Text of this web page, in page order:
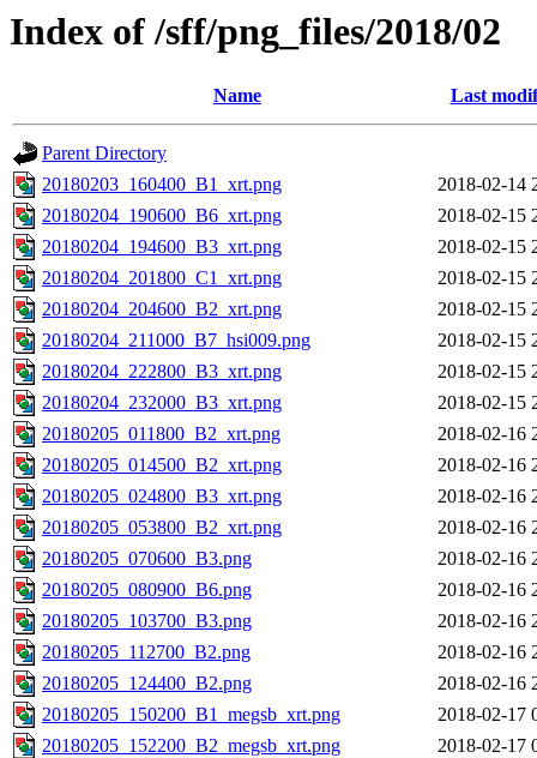
Index of /sff/png_files/2018/02
Name Last
Parent Directory
20180203_160400_B1_xrt.png
2018-02-14
20180204_190600_B6_xrt.png
2018-02-15
20180204_194600_B3_xrt.png
2018-02-15
20180204_201800_C1_xrt.png
2018-02-15
20180204_204600_B2_xrt.png
2018-02-15
20180204_211000_B7_hsi009.png
2018-02-15
20180204_222800_B3_xrt.png
2018-02-15
20180204_232000_B3_xrt.png
2018-02-15
20180205_011800_B2_xrt.png
2018-02-16
20180205_014500_B2_xrt.png
2018-02-16
20180205_024800_B3_xrt.png
2018-02-16
20180205_053800_B2_xrt.png
2018-02-16
20180205_070600_B3.png
2018-02-16
20180205_080900_B6.png
2018-02-16
20180205_103700_B3.png
2018-02-16
20180205_112700_B2.png
2018-02-16
20180205_124400_B2.png
2018-02-16
20180205_150200_B1_megsb_xrt.png
2018-02-17
20180205_152200_B2_megsb_xrt.png
2018-02-17